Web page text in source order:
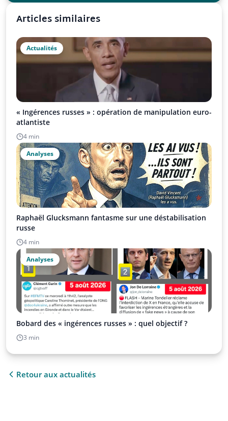
Articles similaires
Actualités
« Ingérences russes » : opération de manipulation euro-
atlantiste
4 min
Analyses
Raphaël Glucksmann fantasme sur une déstabilisation
russe
4 min
Analyses
Bobard des « ingérences russes » : quel objectif ?
3 min
Retour aux actualités